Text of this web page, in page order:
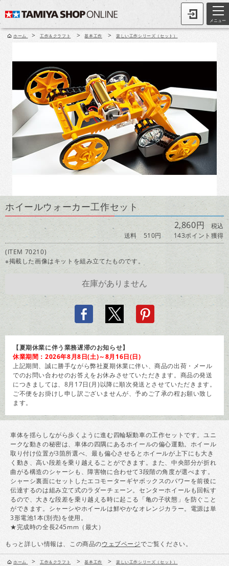
メニュー
ホーム > 工作＆クラフト > 基本工作 > 楽しい工作シリーズ（セット）
ホイールウォーカー工作セット
2,860円 税込
送料 510円
143ポイント獲得
(ITEM 70210)
※掲載した画像はキットを組み立てたものです。
【夏期休業に伴う業務遅滞のお知らせ】
休業期間：2026年8月8日(土)～8月16日(日)
上記期間、誠に勝手ながら弊社夏期休業に伴い、商品の出荷・メール
でのお問い合わせのお答えをお休みさせていただきます。商品の発送
につきましては、8月17日(月)以降に順次発送とさせていただきます。
ご不便をお掛けし申し訳ございませんが、予めご了承の程お願い致し
ます。
車体を揺らしながら歩くように進む四輪駆動車の工作セットです。ユニ
ークな動きの秘密は、車体の四隅にあるホイールの偏心運動。ホイール
取り付け位置が3箇所選べ、最も偏心させるとホイールが上下にも大き
く動き、高い段差を乗り越えることができます。また、中央部分が折れ
曲がる構造のシャーシも、障害物に合わせて3段階の角度が選べます。
シャーシ裏面にセットしたエコモーターギヤボックスのパワーを前後に
伝達するのは組み立て式のラダーチェーン。センターホイールも回転す
るので、大きな段差を乗り越える時に起こる「亀の子状態」を防ぐこと
ができます。シャーシやホイールは鮮やかなオレンジカラー。電源は単
3形電池1本(別売)を使用。
★完成時の全長245mm（最大）
もっと詳しい情報は、この商品のウェブページでご覧ください。
ホーム > 工作＆クラフト > 基本工作 > 楽しい工作シリーズ（セット）